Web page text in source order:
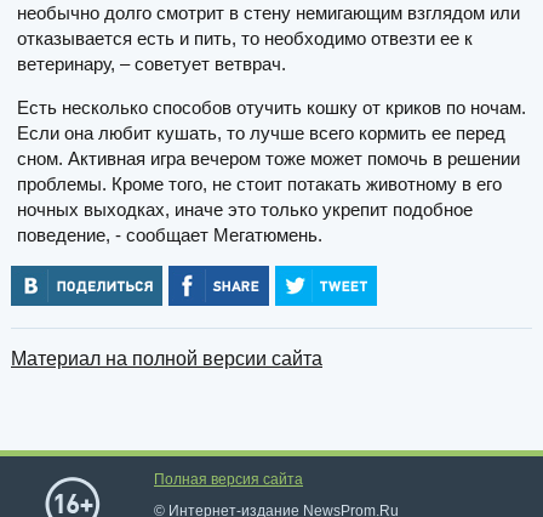
необычно долго смотрит в стену немигающим взглядом или
отказывается есть и пить, то необходимо отвезти ее к
ветеринару, – советует ветврач.
Есть несколько способов отучить кошку от криков по ночам.
Если она любит кушать, то лучше всего кормить ее перед
сном. Активная игра вечером тоже может помочь в решении
проблемы. Кроме того, не стоит потакать животному в его
ночных выходках, иначе это только укрепит подобное
поведение, - сообщает Мегатюмень.
Материал на полной версии сайта
Полная версия сайта
© Интернет-издание NewsProm.Ru